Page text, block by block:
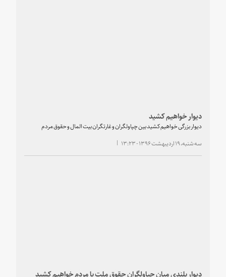
دیوار خواهیم کشید
دیوار بزرگی خواهیم کشید بین چپاولگران و غارتگران بیت المال و حقوق مردم
سه شنبه، ۱۹ اردیبهشت ۱۳۹۶ - ۱۳:۲۳
دیوار بلندی میان چپاولگران حقوق ملت با مردم خواهیم کشید